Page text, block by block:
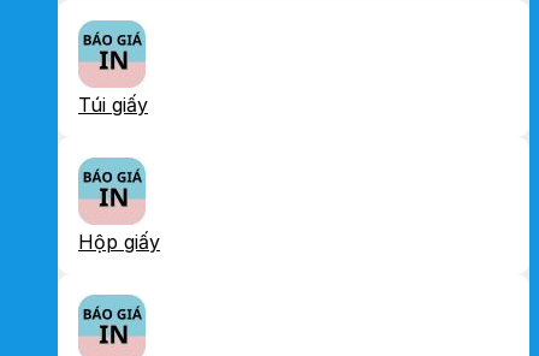
Túi giấy
Hộp giấy